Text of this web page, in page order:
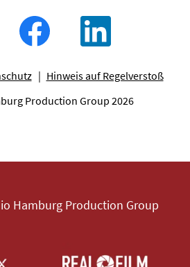
Hinweis auf Regelverstoß
Production Group 2026
Hamburg Production Group